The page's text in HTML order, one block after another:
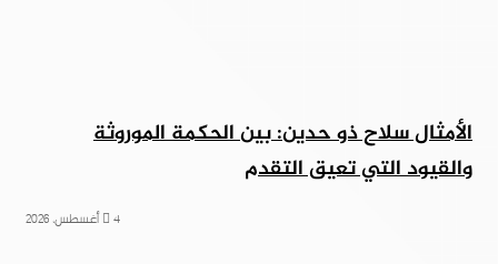
الأمثال سلاح ذو حدين: بين الحكمة الموروثة
والقيود التي تعيق التقدم
4 أغسطس، 2026